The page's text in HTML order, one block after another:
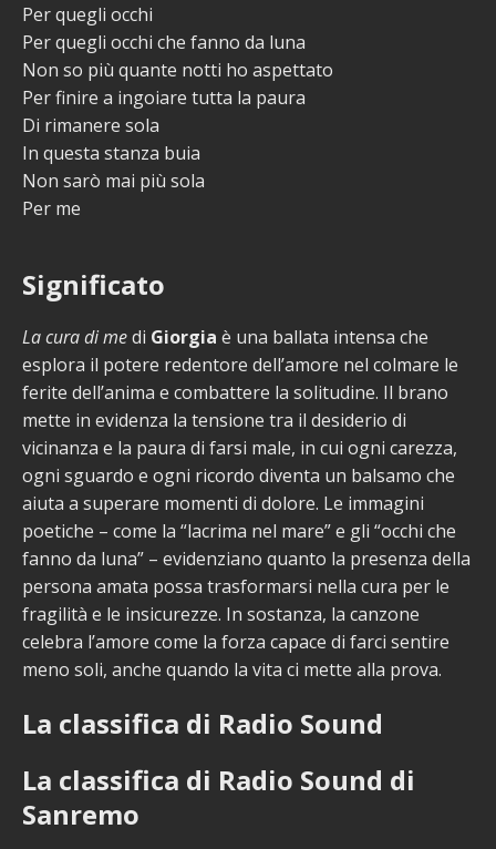
Per quegli occhi
Per quegli occhi che fanno da luna
Non so più quante notti ho aspettato
Per finire a ingoiare tutta la paura
Di rimanere sola
In questa stanza buia
Non sarò mai più sola
Per me
Significato
La cura di medi Giorgia è una ballata intensa che
esplora il potere redentore dell’amore nel colmare le
ferite dell’anima e combattere la solitudine. Il brano
mette in evidenza la tensione tra il desiderio di
vicinanza e la paura di farsi male, in cui ogni carezza,
ogni sguardo e ogni ricordo diventa un balsamo che
aiuta a superare momenti di dolore. Le immagini
poetiche – come la “lacrima nel mare” e gli “occhi che
fanno da luna” – evidenziano quanto la presenza della
persona amata possa trasformarsi nella cura per le
fragilità e le insicurezze. In sostanza, la canzone
celebra l’amore come la forza capace di farci sentire
meno soli, anche quando la vita ci mette alla prova.
La classifica di Radio Sound
La classifica di Radio Sound di
Sanremo